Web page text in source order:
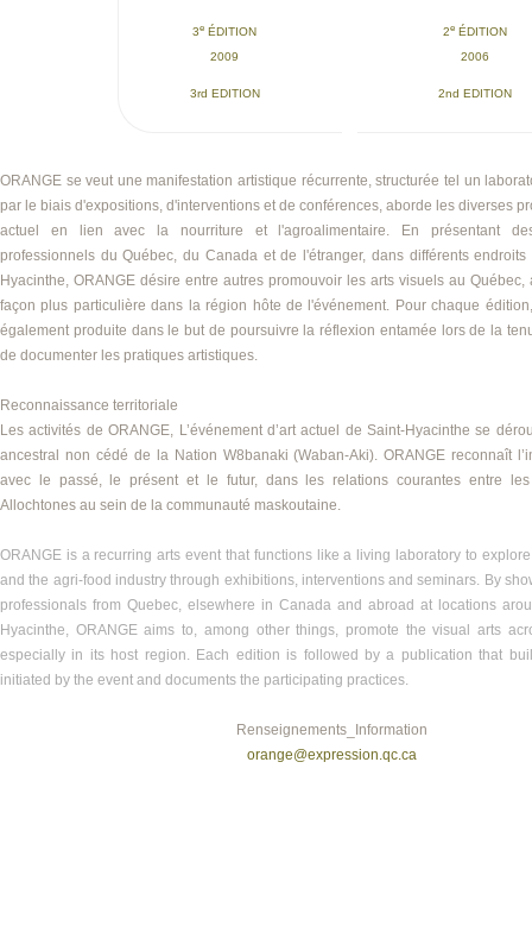
3e ÉDITION
2009
3rd EDITION
2e ÉDITION
2006
2nd EDITION
ORANGE se veut une manifestation artistique récurrente, structurée tel un
par le biais d'expositions, d'interventions et de conférences, aborde les diverses
actuel en lien avec la nourriture et l'agroalimentaire. En présentant
professionnels du Québec, du Canada et de l'étranger, dans différents
Hyacinthe, ORANGE désire entre autres promouvoir les arts visuels au
façon plus particulière dans la région hôte de l'événement. Pour chaque
également produite dans le but de poursuivre la réflexion entamée lors de la
de documenter les pratiques artistiques.
Reconnaissance territoriale
Les activités de ORANGE, L’événement d’art actuel de Saint-Hyacinthe se
ancestral non cédé de la Nation W8banaki (Waban-Aki). ORANGE reconnaît
avec le passé, le présent et le futur, dans les relations courantes entre
Allochtones au sein de la communauté maskoutaine.
ORANGE is a recurring arts event that functions like a living laboratory to
and the agri-food industry through exhibitions, interventions and seminars. By
professionals from Quebec, elsewhere in Canada and abroad at locations
Hyacinthe, ORANGE aims to, among other things, promote the visual arts
especially in its host region. Each edition is followed by a publication that
initiated by the event and documents the participating practices.
Renseignements_Information
orange@expression.qc.ca